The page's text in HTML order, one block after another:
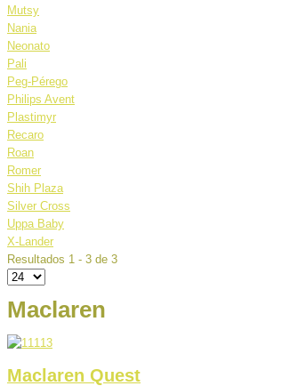
Mutsy
Nania
Neonato
Pali
Peg-Pérego
Philips Avent
Plastimyr
Recaro
Roan
Romer
Shih Plaza
Silver Cross
Uppa Baby
X-Lander
Resultados 1 - 3 de 3
Maclaren
Maclaren Quest